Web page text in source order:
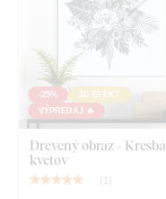
-25%
3D EFEKT
VÝPREDAJ 🔥
Drevený obraz - Kresba
kvetov
( 1)